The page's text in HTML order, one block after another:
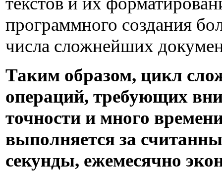
программного создания
числа сложнейших
Таким образом, цикл
операций, требующих
точности и много
выполняется за
секунды, ежемесячно